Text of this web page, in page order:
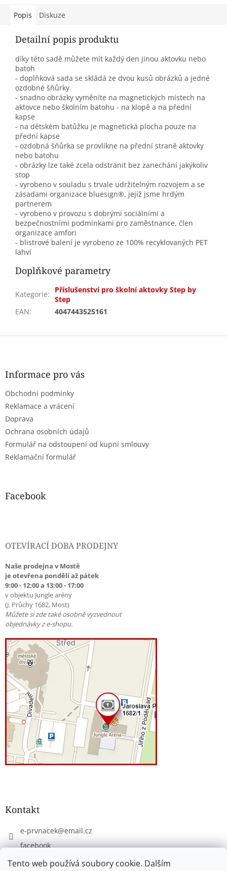
Tento web používá soubory cookie. Dalším
Popis Diskuze
Detailní popis produktu
díky této sadě můžete mít každý den jinou aktovku nebo
batoh
- doplňková sada se skládá ze dvou kusů obrázků a jedné
ozdobné šňůrky
- snadno obrázky vyměníte na magnetických místech na
aktovce nebo školním batohu - na klopě a na přední
kapse
- na dětském batůžku je magnetická plocha pouze na
přední kapse
- ozdobná šňůrka se provlíkne na přední straně aktovky
nebo batohu
- obrázky lze také zcela odstranit bez zanechání jakýkoliv
stop
- vyrobeno v souladu s trvale udržitelným rozvojem a se
zásadami organizace bluesign®, jejíž jsme hrdým
partnerem
- vyrobeno v provozu s dobrými sociálními a
bezpečnostními podmínkami pro zaměstnance, člen
organizace amfori
- blistrové balení je vyrobeno ze 100% recyklovaných PET
lahví
Doplňkové parametry
Kategorie:
Příslušenství pro školní aktovky Step by
Step
EAN: 4047443525161
Z
Informace pro vás
Obchodní podmínky
Reklamace a vrácení
Doprava
Ochrana osobních údajů
Formulář na odstoupení od kupní smlouvy
Reklamační formulář
Facebook
OTEVÍRACÍ DOBA PRODEJNY
Naše prodejna v Mostě
je otevřena pondělí až pátek
9:00 - 12:00 a 13:00 - 17:00
v objektu Jungle arény
(J. Průchy 1682, Most)
Můžete si zde také osobně vyzvednout
objednávky z e-shopu.
Kontakt
e-prvnacek@email.cz
facebook
eprvnacek